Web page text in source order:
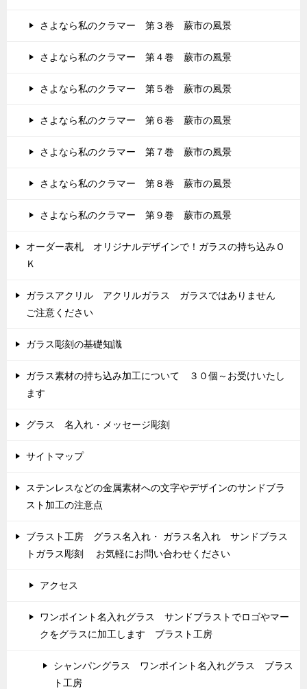
さよなら私のクラマー 第３巻 蕨市の風景
さよなら私のクラマー 第４巻 蕨市の風景
さよなら私のクラマー 第５巻 蕨市の風景
さよなら私のクラマー 第６巻 蕨市の風景
さよなら私のクラマー 第７巻 蕨市の風景
さよなら私のクラマー 第８巻 蕨市の風景
さよなら私のクラマー 第９巻 蕨市の風景
オーダー表札 オリジナルデザインで！ガラスの持ち込みＯ
Ｋ
ガラスアクリル アクリルガラス ガラスではありません
ご注意ください
ガラス彫刻の基礎知識
ガラス素材の持ち込み加工について ３０個～お受けいたし
ます
グラス 名入れ・メッセージ彫刻
サイトマップ
ステンレスなどの金属素材への文字やデザインのサンドブラ
スト加工の注意点
ブラスト工房 グラス名入れ・ ガラス名入れ サンドブラス
トガラス彫刻 お気軽にお問い合わせください
アクセス
ワンポイント名入れグラス サンドブラストでロゴやマー
クをグラスに加工します ブラスト工房
シャンパングラス ワンポイント名入れグラス ブラス
ト工房